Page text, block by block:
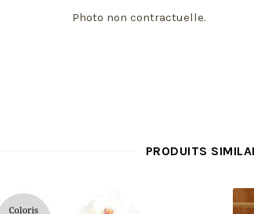
Photo non contractuelle.
PRODUITS